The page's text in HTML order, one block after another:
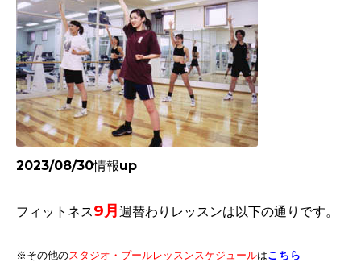
2023/08/30情報up
フィットネス9月 週替わりレッスンは以下の通りです。
※その他のスタジオ・プールレッスンスケジュールはこちら